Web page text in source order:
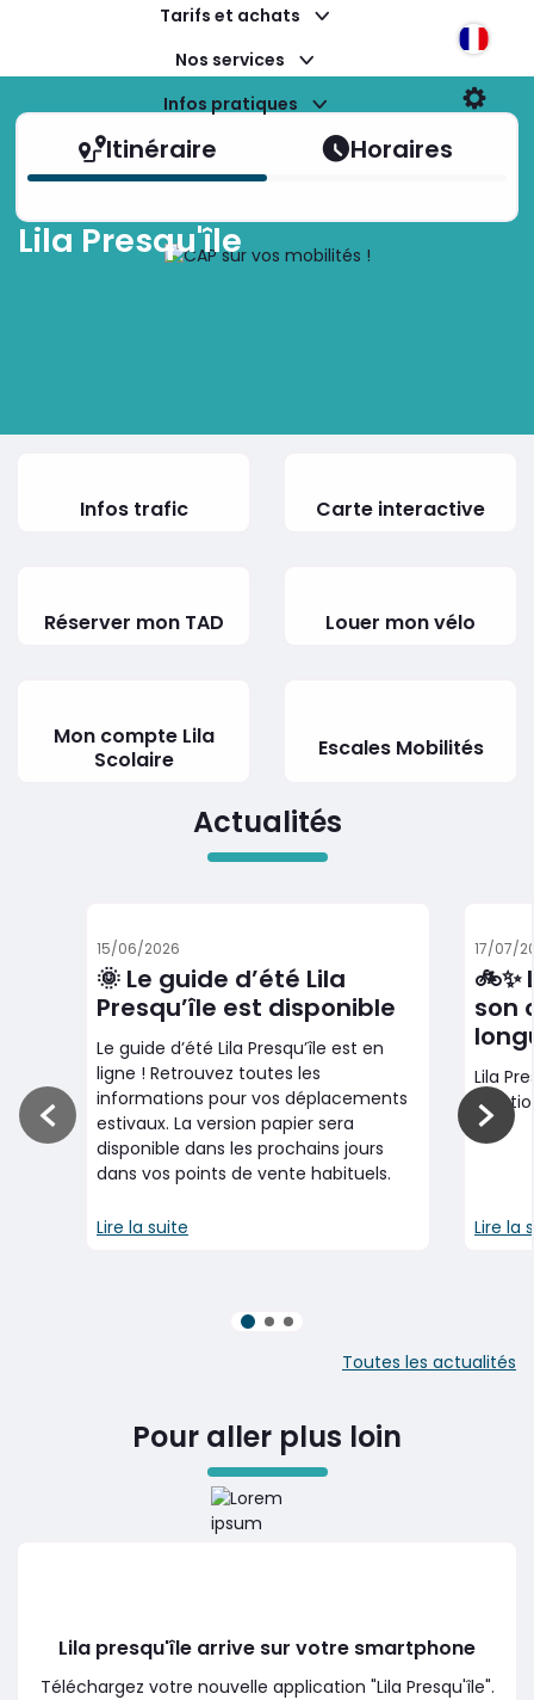
Tarifs et achats
Nos services
Infos pratiques
Itinéraire Horaires
Lila Presqu'île
Infos trafic Carte interactive
Réserver mon TAD Louer mon vélo
Mon compte Lila
Scolaire
Escales Mobilités
Actualités
15/06/2026
🌞 Le guide d’été Lila
Presqu’île est disponible
Le guide d’été Lila Presqu’île est en
ligne ! Retrouvez toutes les
informations pour vos déplacements
estivaux. La version papier sera
disponible dans les prochains jours
dans vos points de vente habituels.
Lire la suite
17/07/
🚲✨
son
Lila
Lire la
Actualité précédente
Actualité n°1 (actif)
Actualité n°2
Actualité n°3
Toutes les actualités
Pour aller plus loin
Lila presqu'île arrive sur votre smartphone
Téléchargez votre nouvelle application "Lila Presqu'île".